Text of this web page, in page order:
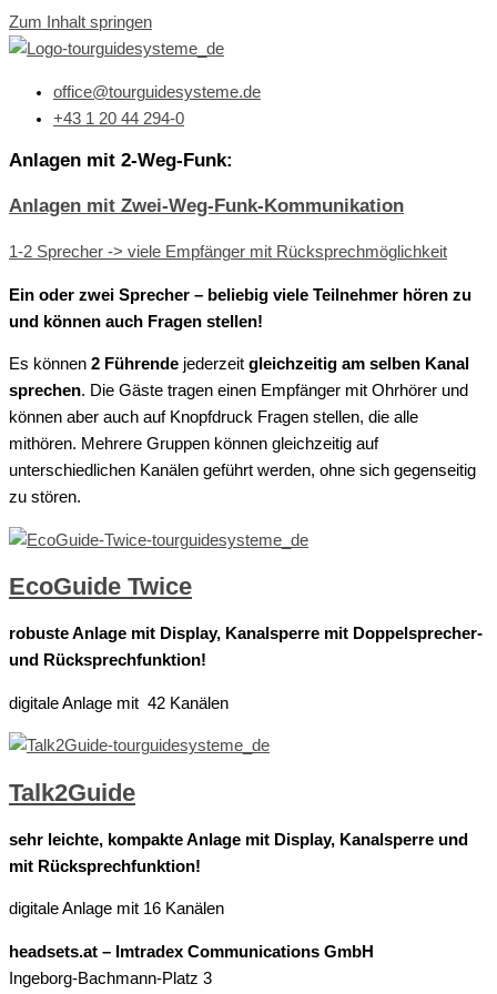
Zum Inhalt springen
office@tourguidesysteme.de
+43 1 20 44 294-0
Anlagen mit 2-Weg-Funk:
Anlagen mit Zwei-Weg-Funk-Kommunikation
1-2 Sprecher -> viele Empfänger mit Rücksprechmöglichkeit
Ein oder zwei Sprecher – beliebig viele Teilnehmer hören zu
und können auch Fragen stellen!
Es können 2 Führende jederzeit gleichzeitig am selben Kanal
sprechen. Die Gäste tragen einen Empfänger mit Ohrhörer und
können aber auch auf Knopfdruck Fragen stellen, die alle
mithören. Mehrere Gruppen können gleichzeitig auf
unterschiedlichen Kanälen geführt werden, ohne sich gegenseitig
zu stören.
EcoGuide Twice
robuste Anlage mit Display, Kanalsperre mit Doppelsprecher-
und Rücksprechfunktion!
digitale Anlage mit 42 Kanälen
Talk2Guide
sehr leichte, kompakte Anlage mit Display, Kanalsperre und
mit Rücksprechfunktion!
digitale Anlage mit 16 Kanälen
headsets.at – Imtradex Communications GmbH
Ingeborg-Bachmann-Platz 3